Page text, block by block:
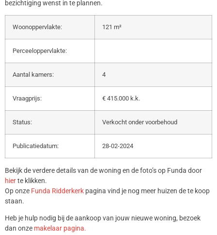
bezichtiging wenst in te plannen.
Woonoppervlakte: 121 m²
Perceeloppervlakte:
Aantal kamers: 4
Vraagprijs: € 415.000 k.k.
Status: Verkocht onder voorbehoud
Publicatiedatum: 28-02-2024
Bekijk de verdere details van de woning en de foto’s op Funda door
hierte klikken.
Op onze Funda Ridderkerk pagina vind je nog meer huizen de te koop
staan.
Heb je hulp nodig bij de aankoop van jouw nieuwe woning, bezoek
dan onze makelaar pagina.